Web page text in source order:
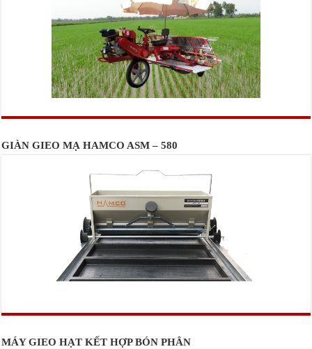
GIÀN GIEO MẠ HAMCO ASM – 580
MÁY GIEO HẠT KẾT HỢP BÓN PHÂN